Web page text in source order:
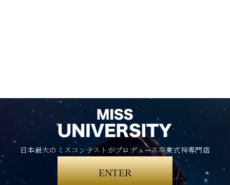
日本最大のミスコンテストがプロデュース卒業式袴専門店
ENTER